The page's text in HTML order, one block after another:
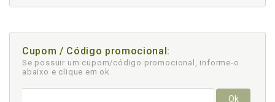
Cupom / Código promocional:
Se possuir um cupom/código promocional, informe-o
abaixo e clique em ok
Ok